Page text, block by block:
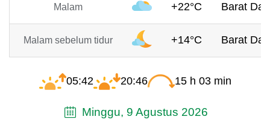
Malam +22°C Barat
Malam sebelum tidur +14°C Barat
05:42 20:46 15 h 03 min
Minggu, 9 Agustus 2026